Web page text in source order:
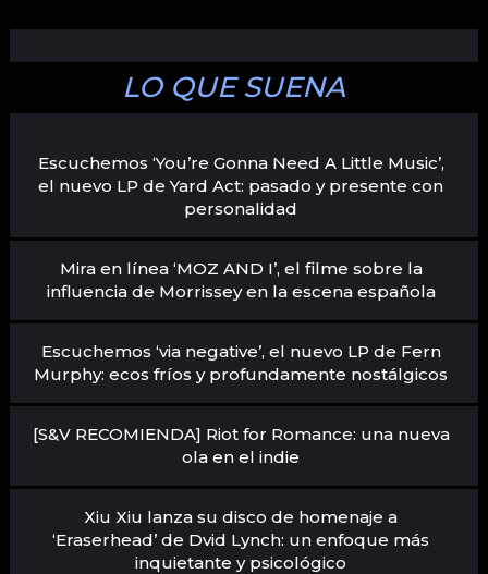
LO QUE SUENA
Escuchemos ‘You’re Gonna Need A Little Music’,
el nuevo LP de Yard Act: pasado y presente con
personalidad
Mira en línea ‘MOZ AND I’, el filme sobre la
influencia de Morrissey en la escena española
Escuchemos ‘via negative’, el nuevo LP de Fern
Murphy: ecos fríos y profundamente nostálgicos
[S&V RECOMIENDA] Riot for Romance: una nueva
ola en el indie
Xiu Xiu lanza su disco de homenaje a
‘Eraserhead’ de Dvid Lynch: un enfoque más
inquietante y psicológico